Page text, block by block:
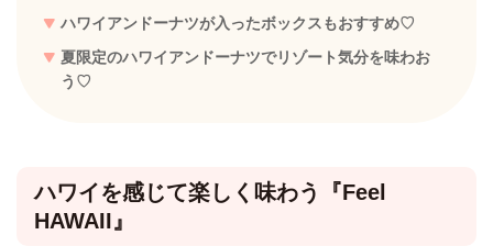
ハワイアンドーナツが入ったボックスもおすすめ♡
夏限定のハワイアンドーナツでリゾート気分を味わお
う♡
ハワイを感じて楽しく味わう『Feel
HAWAII』